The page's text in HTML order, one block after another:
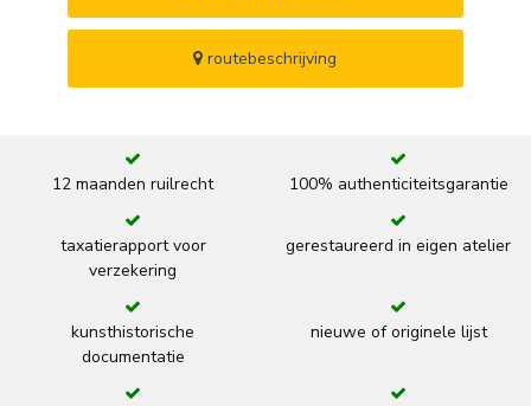
routebeschrijving
12 maanden ruilrecht 100% authenticiteitsgarantie
taxatierapport voor
verzekering
gerestaureerd in eigen atelier
kunsthistorische
documentatie
nieuwe of originele lijst